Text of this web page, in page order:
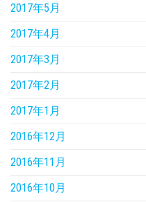
2017年5月
2017年4月
2017年3月
2017年2月
2017年1月
2016年12月
2016年11月
2016年10月